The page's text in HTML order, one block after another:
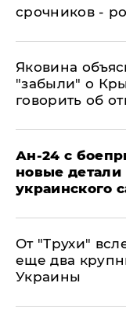
срочников -
Яковина
"забыли" о
говорить об
Ан-24 с
новые детали
украинского
От "Трухи"
еще два
Украины